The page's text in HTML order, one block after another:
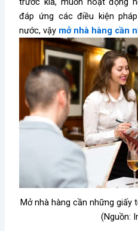
đáp ứng các điều kiện
nước, vậy mở nhà hàng cần
Mở nhà hàng cần những giấy
(Nguồn: